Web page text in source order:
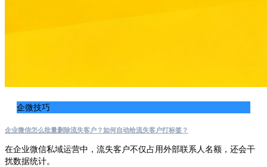
企微技巧
企业微信怎么批量删除流失客户？如何自动给流失客户打标签？
在企业微信私域运营中，流失客户不仅占用外部联系人名额，还会干
扰数据统计。